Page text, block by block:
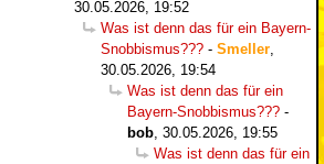
30.05.2026, 19:52
Was ist denn das für ein Bayern-
Snobbismus??? - Smeller
30.05.2026, 19:54
Was ist denn das für ein
Bayern-Snobbismus??? -
bob 30.05.2026, 19:55
Was ist denn das für ein